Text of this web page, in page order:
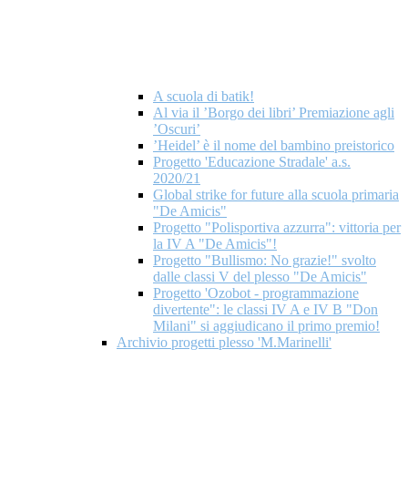
A scuola di batik!
Al via il ’Borgo dei libri’ Premiazione agli
’Oscuri’
’Heidel’ è il nome del bambino preistorico
Progetto 'Educazione Stradale' a.s.
2020/21
Global strike for future alla scuola primaria
"De Amicis"
Progetto "Polisportiva azzurra": vittoria per
la IV A "De Amicis"!
Progetto "Bullismo: No grazie!" svolto
dalle classi V del plesso "De Amicis"
Progetto 'Ozobot - programmazione
divertente": le classi IV A e IV B "Don
Milani" si aggiudicano il primo premio!
Archivio progetti plesso 'M.Marinelli'